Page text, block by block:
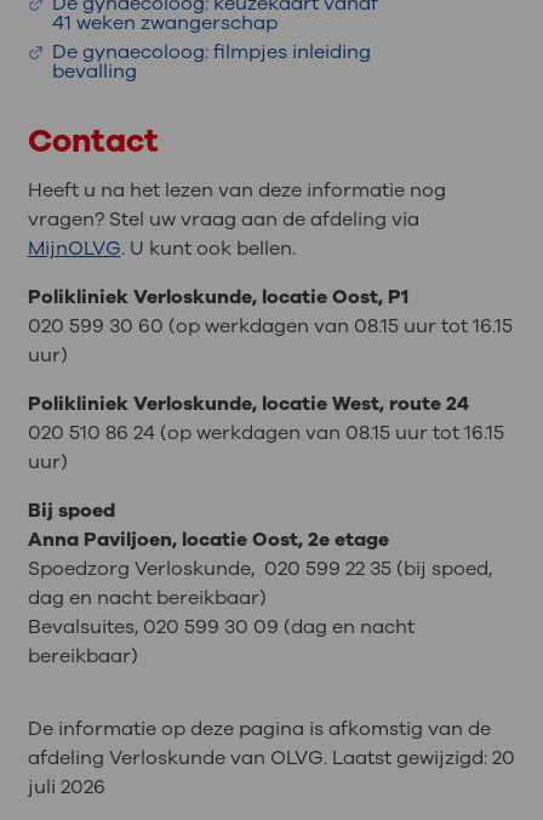
41 weken zwangerschap
De gynaecoloog: filmpjes inleiding
bevalling
Contact
Heeft u na het lezen van deze informatie nog
vragen? Stel uw vraag aan de afdeling via
MijnOLVG. U kunt ook bellen.
Polikliniek Verloskunde, locatie Oost, P1
020 599 30 60 (op werkdagen van 08.15 uur tot 16.15
uur)
Polikliniek Verloskunde, locatie West, route 24
020 510 86 24 (op werkdagen van 08.15 uur tot 16.15
uur)
Bij spoed
Anna Paviljoen, locatie Oost, 2e etage
Spoedzorg Verloskunde, 020 599 22 35 (bij spoed,
dag en nacht bereikbaar)
Bevalsuites, 020 599 30 09 (dag en nacht
bereikbaar)
De informatie op deze pagina is afkomstig van de
afdeling Verloskunde van OLVG. Laatst gewijzigd:20
juli 2026